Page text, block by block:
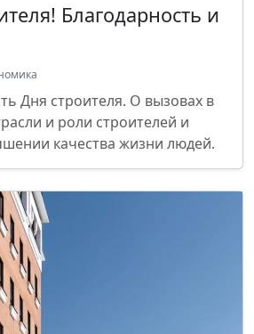
Благодарность и
Дня строителя. О вызовах в
и роли строителей и
качества жизни людей.